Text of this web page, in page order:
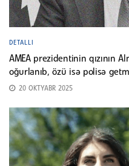
DETALLI
AMEA prezidentinin qızının
oğurlanıb, özü isə polisə
20 OKTYABR 2025